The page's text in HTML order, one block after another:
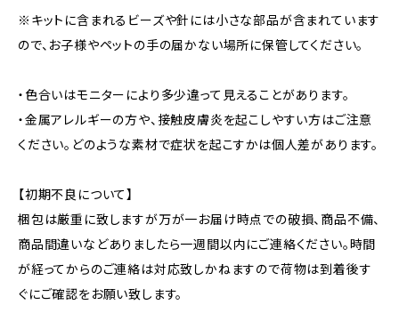
※キットに含まれるビーズや針には小さな部品が含まれています
ので、お子様やペットの手の届かない場所に保管してください。
・色合いはモニターにより多少違って見えることがあります。
・金属アレルギーの方や、接触皮膚炎を起こしやすい方はご注意
ください。どのような素材で症状を起こすかは個人差があります。
【初期不良について】
梱包は厳重に致しますが万が一お届け時点での破損、商品不備、
商品間違いなどありましたら一週間以内にご連絡ください。時間
が経ってからのご連絡は対応致しかねますので荷物は到着後す
ぐにご確認をお願い致します。